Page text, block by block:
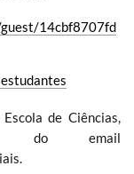
14cbf8707fd
de Ciências,
do email